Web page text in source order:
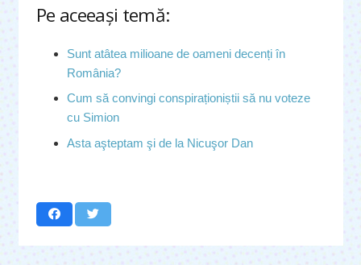
Pe aceeaşi temă:
Sunt atâtea milioane de oameni decenți în
România?
Cum să convingi conspiraționiștii să nu voteze
cu Simion
Asta aşteptam şi de la Nicuşor Dan